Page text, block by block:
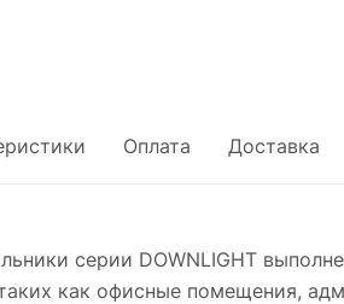
Оплата Доставка
серии DOWNLIGHT
как офисные помещения,